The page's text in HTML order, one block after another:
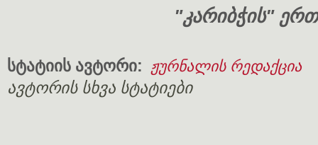
"კარიბჭის"
სტატიის ავტორი: ჟურნალის რედაქცია
ავტორის სხვა სტატიები